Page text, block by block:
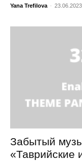
Yana Trefilova - 23.06.2023
Забытый
«Таврийские